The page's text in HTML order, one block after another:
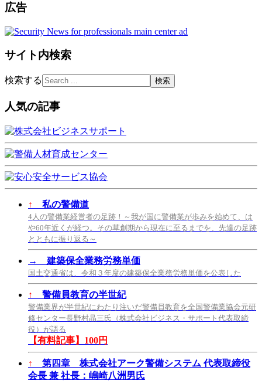
広告
サイト内検索
検索する
人気の記事
↑ 私の警備道
4人の警備業経営者の足跡！～我が国に警備業が歩みを始めて、は
や60年近くが経つ。その草創期から現在に至るまでを、先達の足跡
とともに振り返る～
→ 建築保全業務労務単価
国土交通省は、令和３年度の建築保全業務労務単価を公表した
↑ 警備員教育の半世紀
警備業界が半世紀にわたり注いだ警備員教育を全国警備業協会元研
修センター長野村晶三氏（株式会社ビジネス・サポート代表取締
役）が語る
【有料記事】100円
↑
第四章 株式会社アーク警備システム 代表取締役
会長 兼 社長：嶋崎八洲男氏